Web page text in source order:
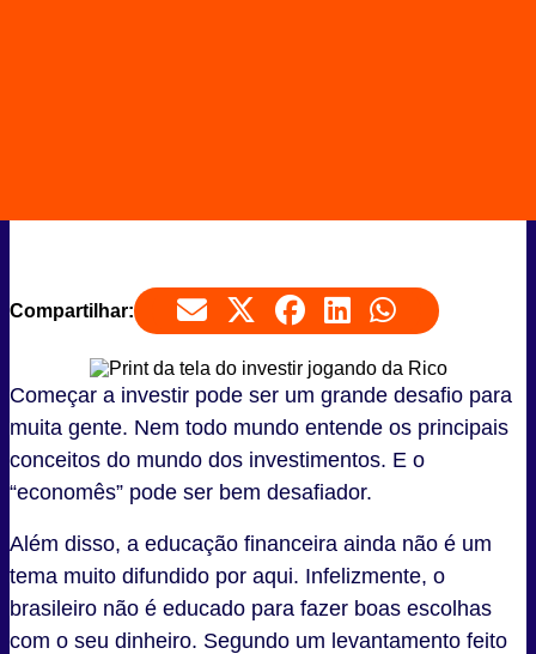
Compartilhar:
Começar a investir pode ser um grande desafio para
muita gente. Nem todo mundo entende os principais
conceitos do mundo dos investimentos. E o
“economês” pode ser bem desafiador.
Além disso, a educação financeira ainda não é um
tema muito difundido por aqui. Infelizmente, o
brasileiro não é educado para fazer boas escolhas
com o seu dinheiro. Segundo um levantamento feito